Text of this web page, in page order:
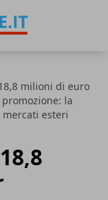
milioni di euro
la
esteri